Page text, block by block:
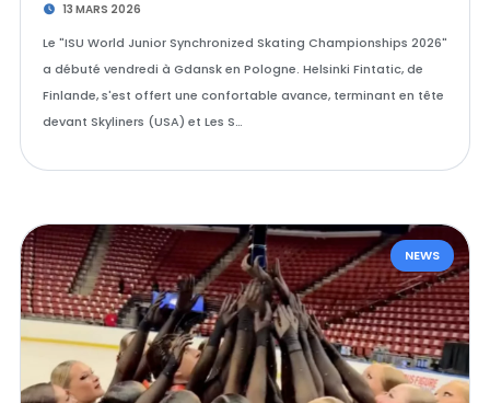
13 MARS 2026
Le "ISU World Junior Synchronized Skating Championships 2026"
a débuté vendredi à Gdansk en Pologne. Helsinki Fintatic, de
Finlande, s'est offert une confortable avance, terminant en tête
devant Skyliners (USA) et Les S…
NEWS